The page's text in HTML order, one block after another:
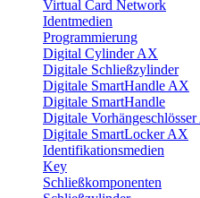
Virtual Card Network
Identmedien
Programmierung
Digital Cylinder AX
Digitale Schließzylinder
Digitale SmartHandle AX
Digitale SmartHandle
Digitale
Digitale SmartLocker AX
Identifikationsmedien
Key
Schließkomponenten